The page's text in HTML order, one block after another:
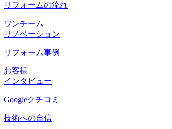
リフォームの流れ
ワンチーム
リノベーション
リフォーム事例
お客様
インタビュー
Googleクチコミ
技術への自信